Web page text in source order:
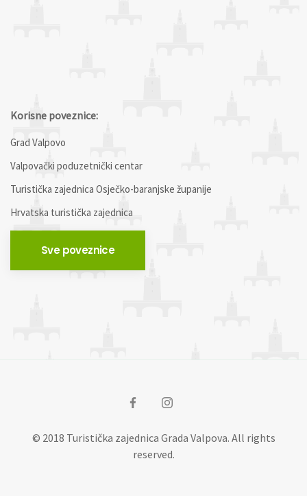
Korisne poveznice:
Grad Valpovo
Valpovački poduzetnički centar
Turistička zajednica Osječko-baranjske županije
Hrvatska turistička zajednica
Sve poveznice
© 2018 Turistička zajednica Grada Valpova. All rights
reserved.